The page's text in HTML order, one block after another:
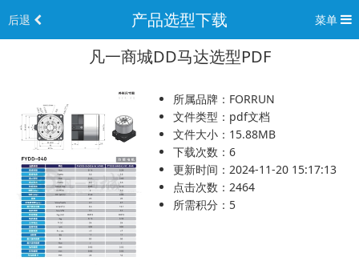
后退 产品选型下载 菜单
凡一商城DD马达选型PDF
所属品牌：FORRUN
文件类型：pdf文档
文件大小：15.88MB
下载次数：6
更新时间：2024-11-20 15:17:13
点击次数：2464
所需积分：5